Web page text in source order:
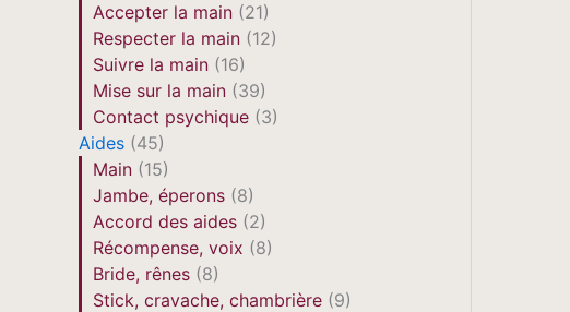
Accepter la main (21)
Respecter la main (12)
Suivre la main (16)
Mise sur la main (39)
Contact psychique (3)
Aides (45)
Main (15)
Jambe, éperons (8)
Accord des aides (2)
Récompense, voix (8)
Bride, rênes (8)
Stick, cravache, chambrière (9)